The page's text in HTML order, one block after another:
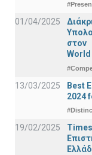
01/04/2025
στον
World
13/03/2025
Best
2024
19/02/2025